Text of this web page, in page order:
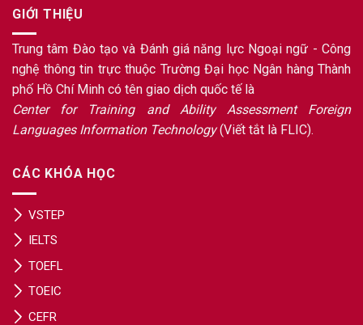
GIỚI THIỆU
Trung tâm Đào tạo và Đánh giá năng lực Ngoại ngữ - Công
nghệ thông tin trực thuộc Trường Đại học Ngân hàng Thành
phố Hồ Chí Minh có tên giao dịch quốc tế là
Center for Training and Ability Assessment Foreign
Languages Information Technology(Viết tắt là FLIC).
CÁC KHÓA HỌC
VSTEP
IELTS
TOEFL
TOEIC
CEFR